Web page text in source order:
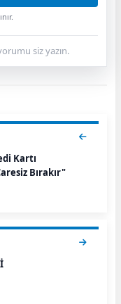
siz yazın.
Kartı
Bırakır"